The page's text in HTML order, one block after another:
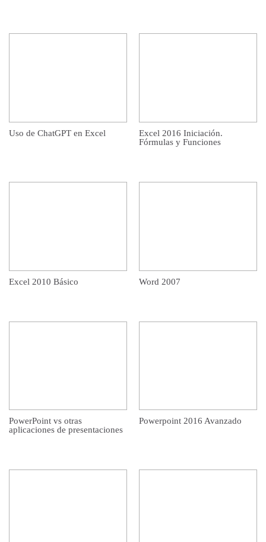
Uso de ChatGPT en Excel
Excel 2016 Iniciación.
Fórmulas y Funciones
Excel 2010 Básico Word 2007
PowerPoint vs otras
aplicaciones de presentaciones
Powerpoint 2016 Avanzado